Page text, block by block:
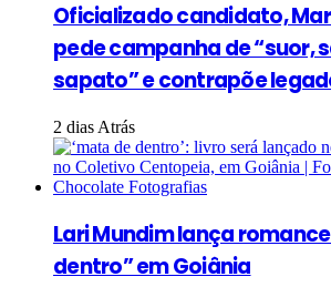
Oficializado candidato,
pede campanha de “suor,
sapato” e contrapõe
2 dias Atrás
Lari Mundim lança
dentro” em Goiânia